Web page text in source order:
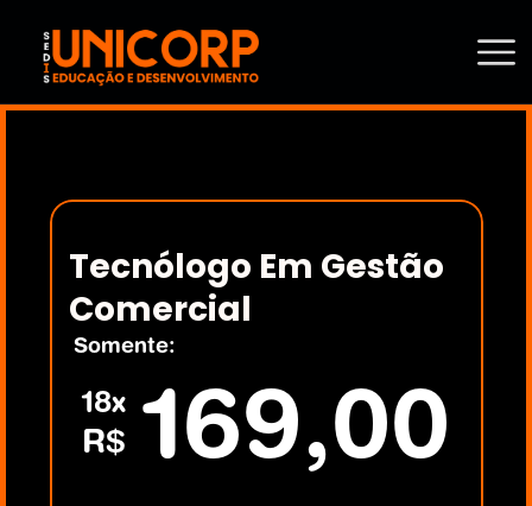
Tecnólogo Em Gestão
Comercial
Somente:
18x
R$ 169,00